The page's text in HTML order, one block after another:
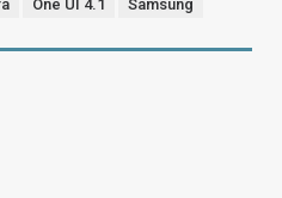
One UI 4.1 Samsung